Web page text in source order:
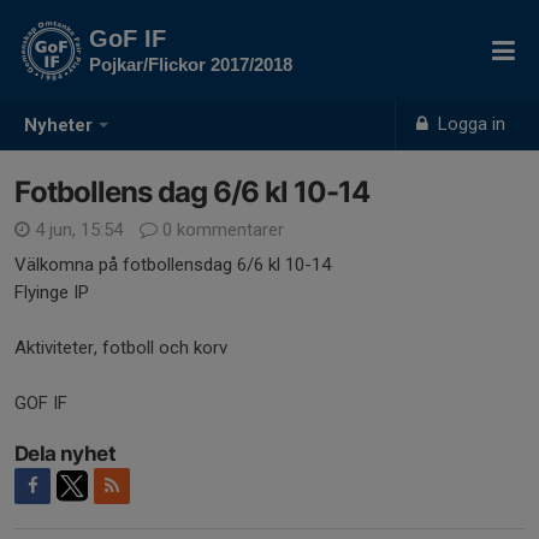
Nyheter Logga in
GoF IF
Pojkar/Flickor 2017/2018
Fotbollens dag 6/6 kl 10-14
4 jun, 15:54
0 kommentarer
Välkomna på fotbollensdag 6/6 kl 10-14
Flyinge IP
Aktiviteter, fotboll och korv
GOF IF
Dela nyhet